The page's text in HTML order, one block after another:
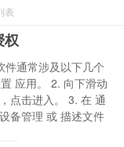
表
权
件通常涉及以下几个
应用。 2. 向下滑动
点击进入。 3. 在 通
备管理 或 描述文件